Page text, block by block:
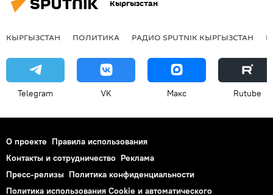
Кыргызстан
КЫРГЫЗСТАН ПОЛИТИКА РАДИО SPUTNIK КЫРГЫЗСТАН
Telegram VK Макс Rutube
О проекте Правила использования
Контакты и сотрудничество Реклама
Пресс-релизы Политика конфиденциальности
Политика использования Cookie и автоматического